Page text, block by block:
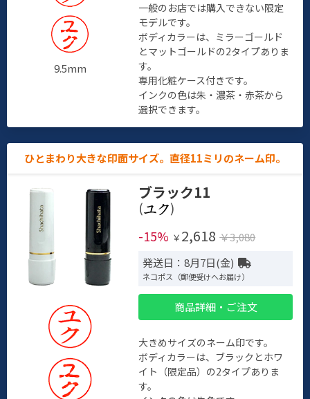
9.5mm
一般のお店では購入できない限定
モデルです。
ボディカラーは、ミラーゴールド
とマットゴールドの2タイプありま
す。
専用化粧ケース付きです。
インクの色は朱・濃茶・赤茶から
選択できます。
ひとまわり大きな印面サイズ。直径11ミリのネーム印。
ブラック11
(
)
-15% ￥ 2,618 ￥3,080
発送日：8月7日(金)
ネコポス（郵便受けへお届け）
商品詳細・ご注文
大きめサイズのネーム印です。
ボディカラーは、ブラックとホワ
イト（限定品）の2タイプありま
す。